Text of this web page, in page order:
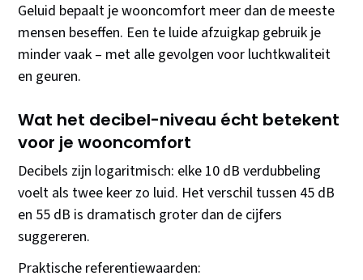
Geluid bepaalt je wooncomfort meer dan de meeste
mensen beseffen. Een te luide afzuigkap gebruik je
minder vaak – met alle gevolgen voor luchtkwaliteit
en geuren.
Wat het decibel-niveau écht betekent
voor je wooncomfort
Decibels zijn logaritmisch: elke 10 dB verdubbeling
voelt als twee keer zo luid. Het verschil tussen 45 dB
en 55 dB is dramatisch groter dan de cijfers
suggereren.
Praktische referentiewaarden: